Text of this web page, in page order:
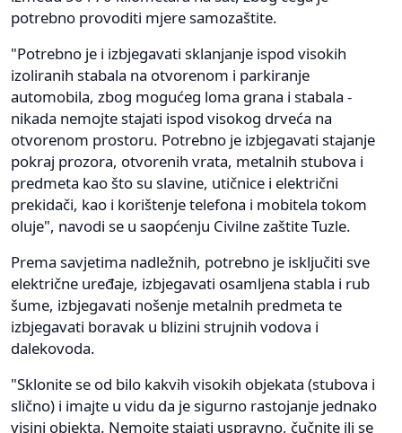
potrebno provoditi mjere samozaštite.
"Potrebno je i izbjegavati sklanjanje ispod visokih
izoliranih stabala na otvorenom i parkiranje
automobila, zbog mogućeg loma grana i stabala -
nikada nemojte stajati ispod visokog drveća na
otvorenom prostoru. Potrebno je izbjegavati stajanje
pokraj prozora, otvorenih vrata, metalnih stubova i
predmeta kao što su slavine, utičnice i električni
prekidači, kao i korištenje telefona i mobitela tokom
oluje", navodi se u saopćenju Civilne zaštite Tuzle.
Prema savjetima nadležnih, potrebno je isključiti sve
električne uređaje, izbjegavati osamljena stabla i rub
šume, izbjegavati nošenje metalnih predmeta te
izbjegavati boravak u blizini strujnih vodova i
dalekovoda.
"Sklonite se od bilo kakvih visokih objekata (stubova i
slično) i imajte u vidu da je sigurno rastojanje jednako
visini objekta. Nemojte stajati uspravno, čučnite ili se